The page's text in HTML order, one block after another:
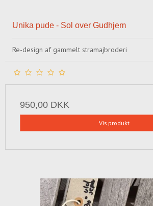
Unika pude - Sol over Gudhjem
Re-design af gammelt stramajbroderi
950,00 DKK
Vis produkt